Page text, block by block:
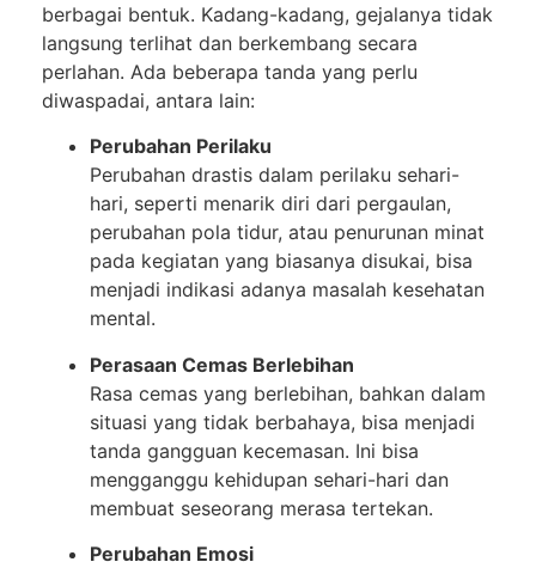
berbagai bentuk. Kadang-kadang, gejalanya tidak
langsung terlihat dan berkembang secara
perlahan. Ada beberapa tanda yang perlu
diwaspadai, antara lain:
Perubahan Perilaku
Perubahan drastis dalam perilaku sehari-
hari, seperti menarik diri dari pergaulan,
perubahan pola tidur, atau penurunan minat
pada kegiatan yang biasanya disukai, bisa
menjadi indikasi adanya masalah kesehatan
mental.
Perasaan Cemas Berlebihan
Rasa cemas yang berlebihan, bahkan dalam
situasi yang tidak berbahaya, bisa menjadi
tanda gangguan kecemasan. Ini bisa
mengganggu kehidupan sehari-hari dan
membuat seseorang merasa tertekan.
Perubahan Emosi